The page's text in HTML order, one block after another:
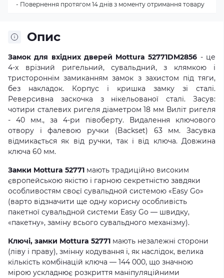
Опис
Замок для вхідних дверей Mottura 52771DM2856 - це
4-х врізний ригельний, сувальдний, з клямкою і
тристороннім замиканням замок з захистом під тяги,
без накладок. Корпус і кришка замку зі сталі.
Реверсивна заскочка з нікельованої сталі. Засув:
чотири сталевих ригеля діаметром 18 мм Виліт ригеля
- 40 мм., за 4-ри півоберту. Видалення ключового
отвору і фалевою ручки (Backset) 63 мм. Засувка
відмикається як від ручки, так і від ключа. Довжина
ключа 60 мм.
Замки Mottura 52771 мають традиційно високим
європейською якістю і гарною секретністю завдяки
особливостям своєї сувальдной системою «Easy Go»
(варто відзначити ще одну корисну особливість
пакетної сувальдной системи Easy Go — швидку,
«пакетну», заміну всього сувальдного механізму).
Ключі, замки Mottura 52771 мають незалежні сторони
(ліву і праву), змінну кодування і, як наслідок, велика
кількість комбінацій ключа — 144 000, що значною
мірою ускладнює розкриття маніпуляційними
- Повернення протягом 14 днів з моменту отримання товару